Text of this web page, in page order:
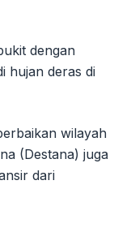
dengan
hujan deras di
wilayah
(Destana) juga
dari